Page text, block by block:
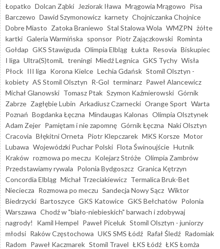
Łopatko Dolcan Ząbki Jeziorak Iława Mrągowia Mrągowo Pisa
Barczewo Dawid Szymonowicz karnety Chojniczanka Chojnice
Dobre Miasto Zatoka Braniewo Stal Stalowa Wola WMZPN żółte
kartki Galeria Warmińska sponsor Piotr Zajączkowski Rominta
Gołdap GKS Stawiguda Olimpia Elbląg Łukta Resovia Biskupiec
I liga Ultra(S)tomiL treningi Miedź Legnica GKS Tychy Wisła
Płock III liga Korona Kielce Lechia Gdańsk Stomil Olsztyn -
kobiety AS Stomil Olsztyn R-Gol terminarz Paweł Alancewicz
Michał Glanowski Tomasz Ptak Szymon Kaźmierowski Górnik
Zabrze Zagłębie Lubin Arkadiusz Czarnecki Orange Sport Warta
Poznań Bogdanka Łęczna Mindaugas Kalonas Olimpia Olsztynek
Adam Zejer Pamiętam i nie zapomnę Górnik Łęczna Naki Olsztyn
Cracovia Błękitni Orneta Piotr Klepczarek MKS Korsze Motor
Lubawa Wojewódzki Puchar Polski Flota Świnoujście Hutnik
Kraków rozmowa po meczu Kolejarz Stróże Olimpia Zambrów
Przedstawiamy rywala Polonia Bydgoszcz Granica Kętrzyn
Concordia Elbląg Michał Trzeciakiewicz Termalica Bruk-Bet
Nieciecza Rozmowa po meczu Sandecja Nowy Sącz Wiktor
Biedrzycki Bartoszyce GKS Katowice GKS Bełchatów Polonia
Warszawa Chodź w "biało-niebieskich" barwach i zdobywaj
nagrody!
Kamil Hempel Paweł Piceluk Stomil Olsztyn - juniorzy
młodsi Raków Częstochowa UKS SMS Łódź Rafał Śledź Radomiak
Radom Paweł Kaczmarek Stomil Travel ŁKS Łódź ŁKS Łomża